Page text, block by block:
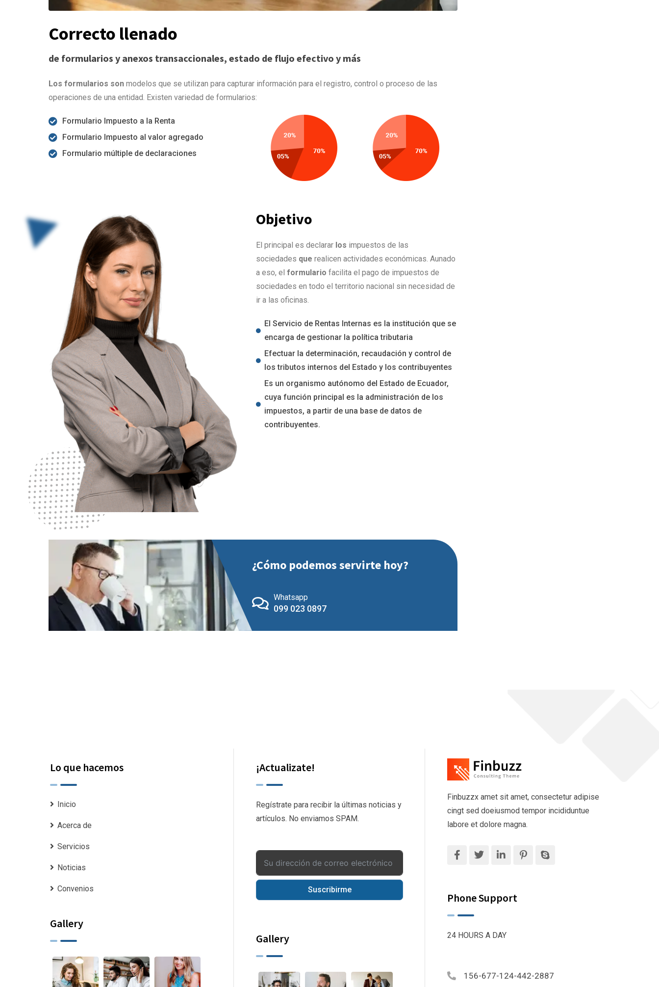
Correcto llenado
de formularios y anexos transaccionales, estado de flujo efectivo y más
Los formularios son modelos que se utilizan para capturar información para el registro, control o proceso de las
operaciones de una entidad. Existen variedad de formularios:
Formulario Impuesto a la Renta
Formulario Impuesto al valor agregado
Formulario múltiple de declaraciones
Objetivo
El principal es declarar los impuestos de las
sociedades que realicen actividades económicas. Aunado
a eso, el formulario facilita el pago de impuestos de
sociedades en todo el territorio nacional sin necesidad de
ir a las oficinas.
El Servicio de Rentas Internas es la institución que se
encarga de gestionar la política tributaria
Efectuar la determinación, recaudación y control de
los tributos internos del Estado y los contribuyentes
Es un organismo autónomo del Estado de Ecuador,
cuya función principal es la administración de los
impuestos, a partir de una base de datos de
contribuyentes.
¿Cómo podemos servirte hoy?
Whatsapp
099 023 0897
Lo que hacemos
Inicio
Acerca de
Servicios
Noticias
Convenios
Gallery
¡Actualizate!
Regístrate para recibir la últimas noticias y
artículos. No enviamos SPAM.
Suscribirme
Gallery
Finbuzzx amet sit amet, consectetur adipise
cingt sed doeiusmod tempor incididuntue
labore et dolore magna.
Phone Support
24 HOURS A DAY
156-677-124-442-2887